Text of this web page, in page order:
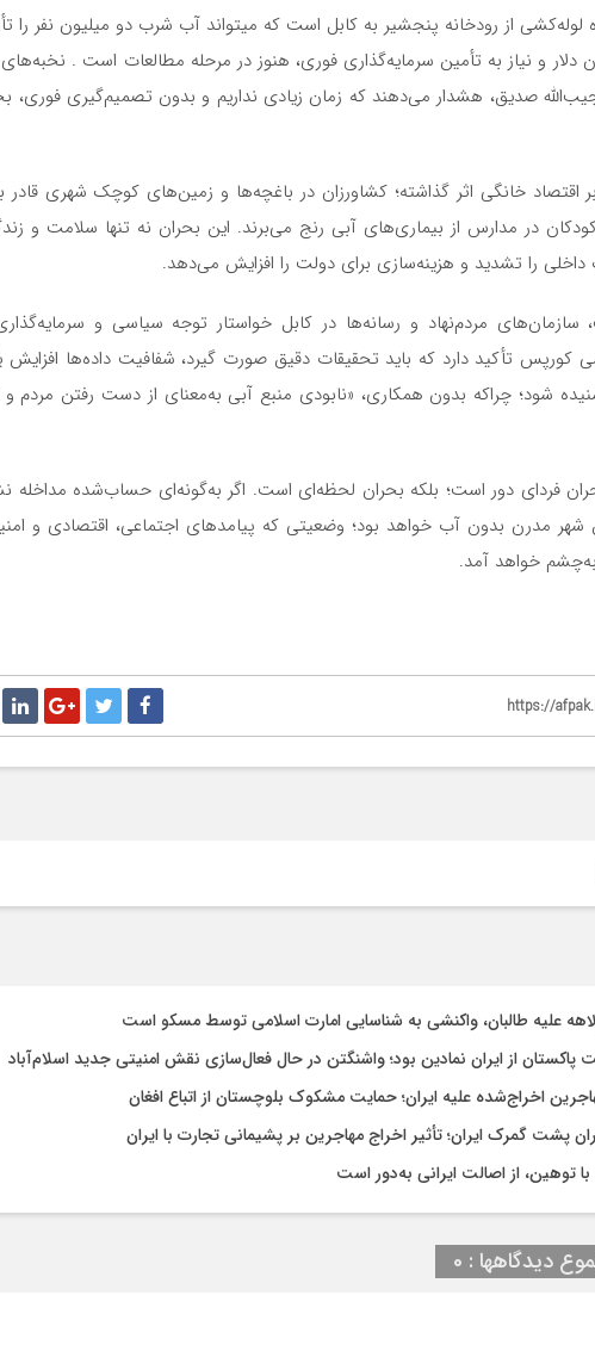
لوله‌کشی از رودخانه پنجشیر به کابل است که میتواند آب شرب دو میلیون نفر را
حدود ۱۷۰ میلیون دلار و نیاز به تأمین سرمایه‌گذاری فوری، هنوز در مرحله مطالعات است .
صدیق، هشدار می‌دهند که زمان زیادی نداریم و بدون تصمیم‌گیری فوری،
خانگی اثر گذاشته؛ کشاورزان در باغچه‌ها و زمین‌های کوچک شهری قادر
در مدارس از بیماری‌های آبی رنج می‌برند. این بحران نه تنها سلامت و
داخلی را تشدید و هزینه‌سازی برای دولت را افزایش می‌دهد.
سازمان‌های مردم‌نهاد و رسانه‌ها در کابل خواستار توجه سیاسی و
تأکید دارد که باید تحقیقات دقیق صورت گیرد، شفافیت داده‌ها افزایش
شود؛ چراکه بدون همکاری، «نابودی منبع آبی به‌معنای از دست رفتن مردم
فردای دور است؛ بلکه بحران لحظه‌ای است. اگر به‌گونه‌ای حساب‌شده مداخله
شهر مدرن بدون آب خواهد بود؛ وضعیتی که پیامدهای اجتماعی، اقتصادی و
به‌چشم خواهد آمد.
https://
علیه طالبان، واکنشی به شناسایی امارت اسلامی توسط مسکو است
پاکستان از ایران نمادین بود؛ واشنگتن در حال فعال‌سازی نقش امنیتی جدید اسلام‌آباد
اخراج‌شده علیه ایران؛ حمایت مشکوک بلوچستان از اتباع افغان
پشت گمرک ایران؛ تأثیر اخراج مهاجرین بر پشیمانی تجارت با ایران
توهین، از اصالت ایرانی به‌دور است
دیدگاهها : 0